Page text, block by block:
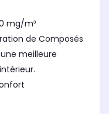
mg/m³
de Composés
meilleure